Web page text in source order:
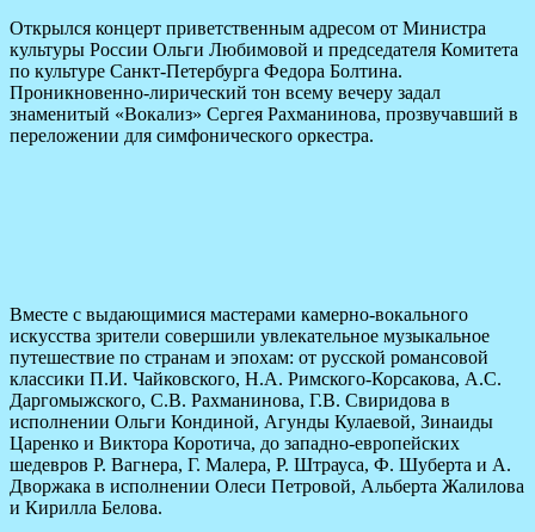
Открылся концерт приветственным адресом от Министра
культуры России Ольги Любимовой и председателя Комитета
по культуре Санкт-Петербурга Федора Болтина.
Проникновенно-лирический тон всему вечеру задал
знаменитый «Вокализ» Сергея Рахманинова, прозвучавший в
переложении для симфонического оркестра.
Вместе с выдающимися мастерами камерно-вокального
искусства зрители совершили увлекательное музыкальное
путешествие по странам и эпохам: от русской романсовой
классики П.И. Чайковского, Н.А. Римского-Корсакова, А.С.
Даргомыжского, С.В. Рахманинова, Г.В. Свиридова в
исполнении Ольги Кондиной, Агунды Кулаевой, Зинаиды
Царенко и Виктора Коротича, до западно-европейских
шедевров Р. Вагнера, Г. Малера, Р. Штрауса, Ф. Шуберта и А.
Дворжака в исполнении Олеси Петровой, Альберта Жалилова
и Кирилла Белова.